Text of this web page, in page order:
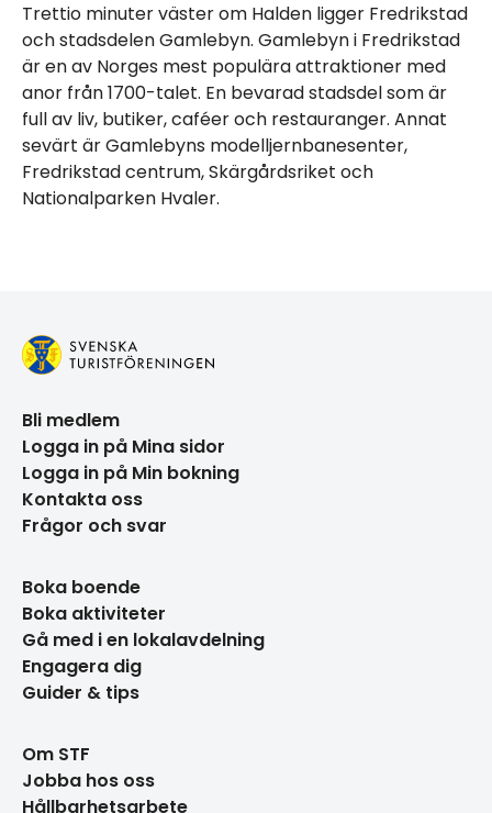
Trettio minuter väster om Halden ligger Fredrikstad
och stadsdelen Gamlebyn. Gamlebyn i Fredrikstad
är en av Norges mest populära attraktioner med
anor från 1700-talet. En bevarad stadsdel som är
full av liv, butiker, caféer och restauranger. Annat
sevärt är Gamlebyns modelljernbanesenter,
Fredrikstad centrum, Skärgårdsriket och
Nationalparken Hvaler.
Bli medlem
Logga in på Mina sidor
Logga in på Min bokning
Kontakta oss
Frågor och svar
Boka boende
Boka aktiviteter
Gå med i en lokalavdelning
Engagera dig
Guider & tips
Om STF
Jobba hos oss
Hållbarhetsarbete